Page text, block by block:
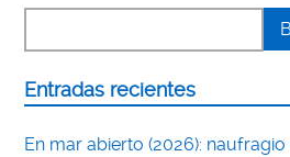
Entradas recientes
En mar abierto (2026):